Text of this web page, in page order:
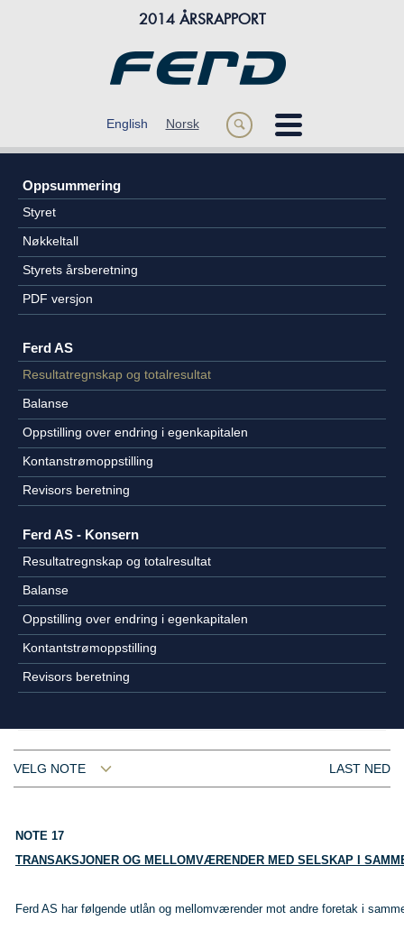
2014 ÅRSRAPPORT
English Norsk s m
FINANSIELL INFORMASJON
Oppsummering
Styret
Nøkkeltall
Styrets årsberetning
PDF versjon
Ferd AS
Resultatregnskap og totalresultat
Balanse
Oppstilling over endring i egenkapitalen
Kontanstrømoppstilling
Revisors beretning
Ferd AS - Konsern
Resultatregnskap og totalresultat
Balanse
Oppstilling over endring i egenkapitalen
Kontantstrømoppstilling
Revisors beretning
VELG NOTE LAST NED
NOTE 17
TRANSAKSJONER OG MELLOMVÆRENDER MED SELSKAP I
Ferd AS har følgende utlån og mellomværender mot andre foretak i